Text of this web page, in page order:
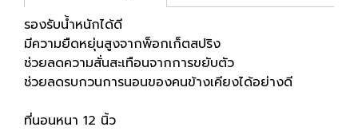
รองรับน้ำหนักได้ดี
มีความยืดหยุ่นสูงจากพ็อกเก็ตสปริง
ช่วยลดความสั่นสะเทือนจากการขยับตัว
ช่วยลดรบกวนการนอนของคนข้างเคียงได้อย่างดี
ที่นอนหนา 12 นิ้ว